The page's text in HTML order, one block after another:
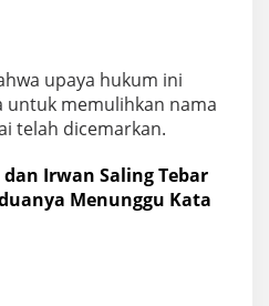
upaya hukum ini
memulihkan nama
telah dicemarkan.
dan Irwan Saling Tebar
Menunggu Kata